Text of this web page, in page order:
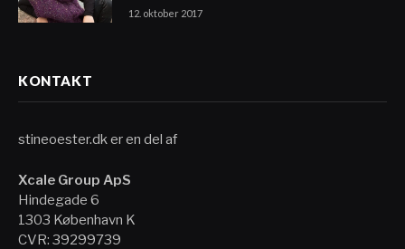
12. oktober 2017
KONTAKT
stineoester.dk er en del af
Xcale Group ApS
Hindegade 6
1303 København K
CVR: 39299739